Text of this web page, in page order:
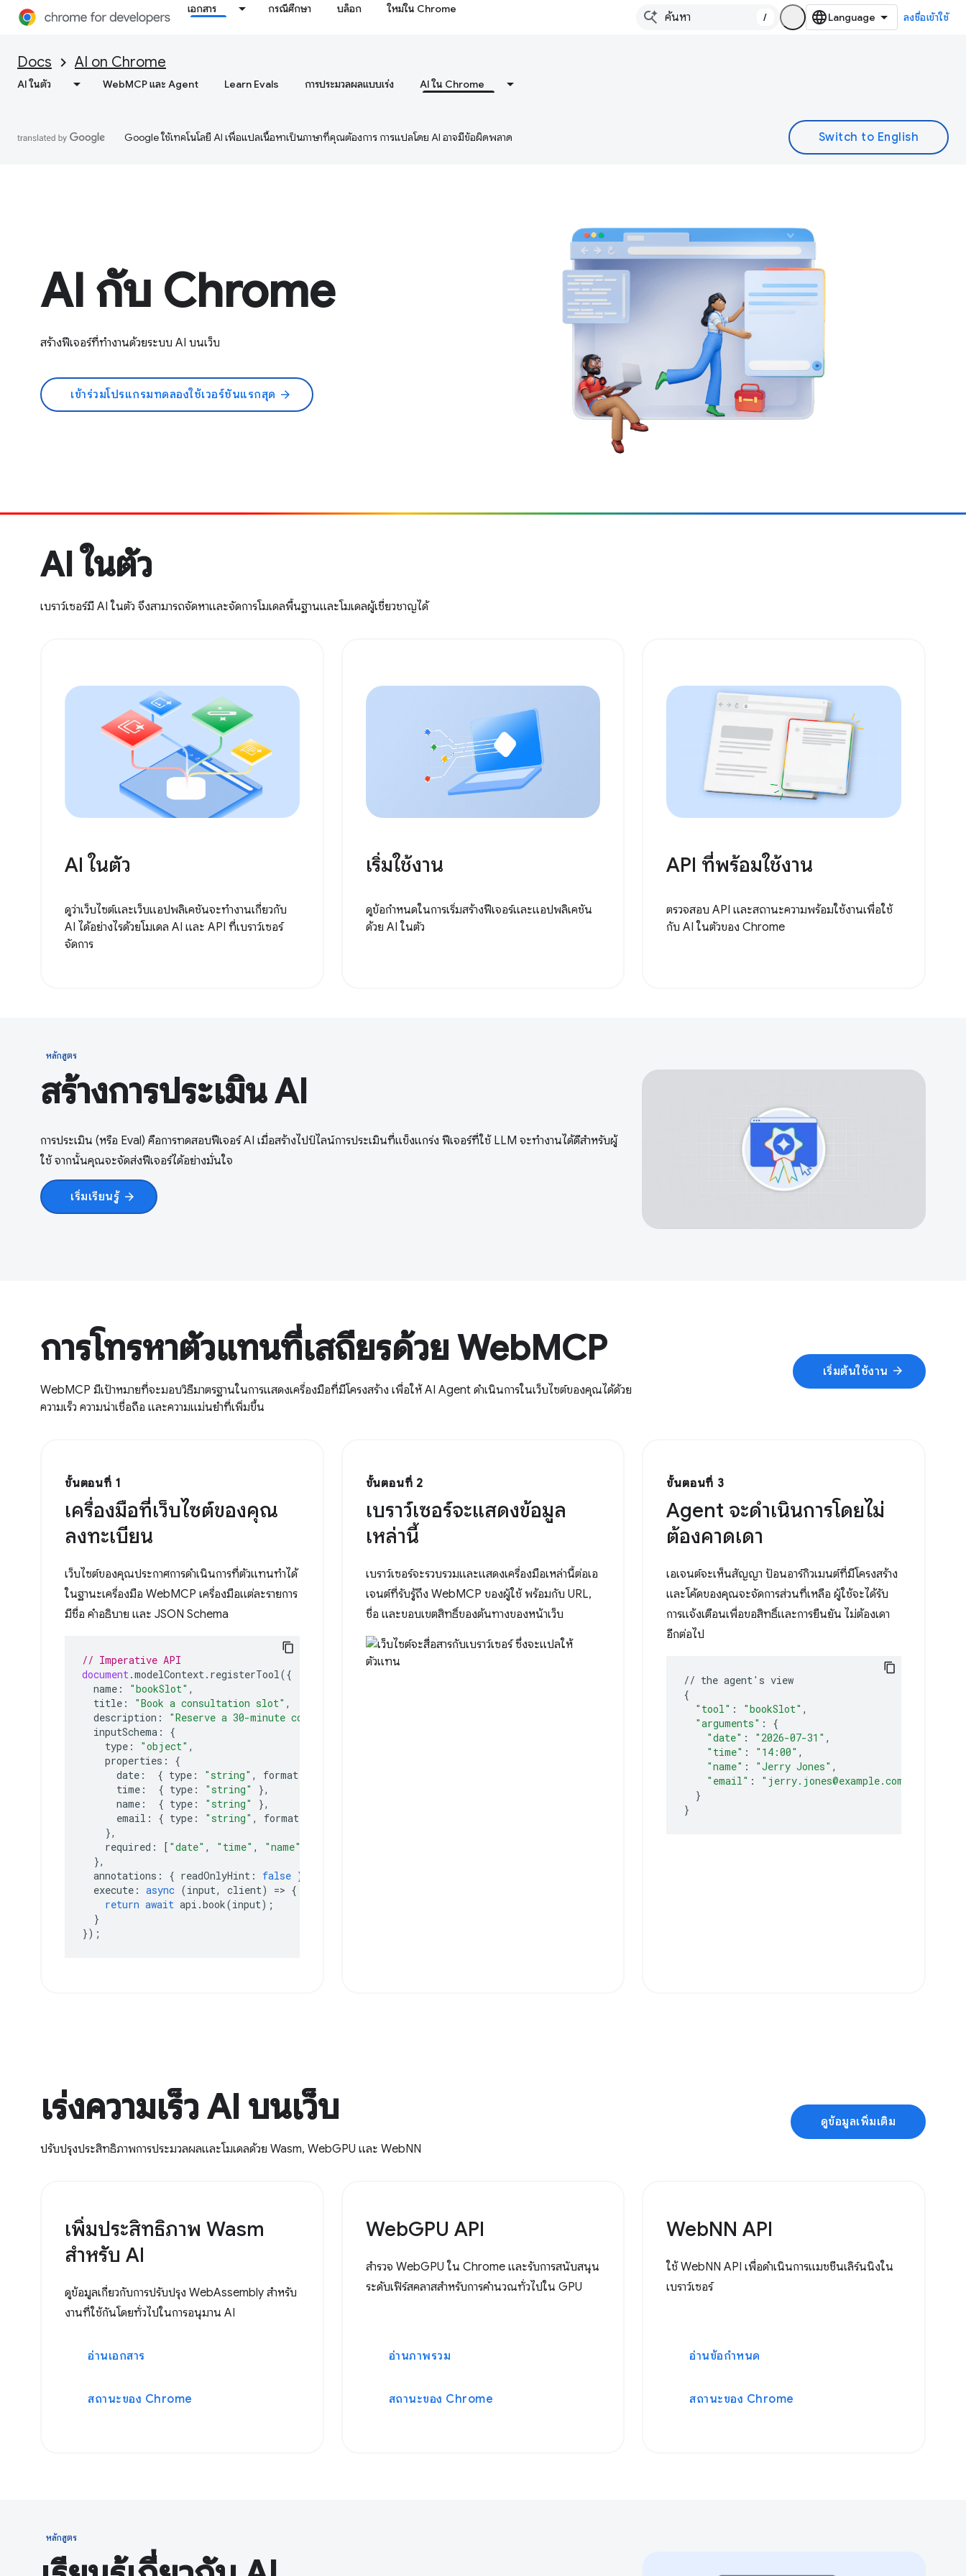
เอกสาร กรณีศึกษา บล็อก ใหม่ใน Chrome
/ ลงชื่อเข้าใช้
Docs AI on Chrome
AI ในตัว WebMCP และ Agent Learn Evals การประมวลผลแบบเร่ง AI ใน Chrome
Google ใช้เทคโนโลยี AI เพื่อแปลเนื้อหาเป็นภาษาที่คุณต้องการ การแปลโดย AI อาจมีข้อผิดพลาด
AI กับ Chrome
สร้างฟีเจอร์ที่ทำงานด้วยระบบ AI บนเว็บ
เข้าร่วมโปรแกรมทดลองใช้เวอร์ชันแรกสุด arrow_forward
AI ในตัว
เบราว์เซอร์มี AI ในตัว จึงสามารถจัดหาและจัดการโมเดลพื้นฐานและโมเดลผู้เชี่ยวชาญได้
AI ในตัว
ดูว่าเว็บไซต์และเว็บแอปพลิเคชันจะทำงานเกี่ยวกับ
AI ได้อย่างไรด้วยโมเดล AI และ API ที่เบราว์เซอร์
จัดการ
เริ่มใช้งาน
ดูข้อกําหนดในการเริ่มสร้างฟีเจอร์และแอปพลิเคชัน
ด้วย AI ในตัว
API ที่พร้อมใช้งาน
ตรวจสอบ API และสถานะความพร้อมใช้งานเพื่อใช้
กับ AI ในตัวของ Chrome
หลักสูตร
สร้างการประเมิน AI
การประเมิน (หรือ Eval) คือการทดสอบฟีเจอร์ AI เมื่อสร้างไปป์ไลน์การประเมินที่แข็งแกร่ง ฟีเจอร์ที่ใช้ LLM จะทำงานได้ดีสำหรับผู้
ใช้ จากนั้นคุณจะจัดส่งฟีเจอร์ได้อย่างมั่นใจ
เริ่มเรียนรู้ arrow_forward
การโทรหาตัวแทนที่เสถียรด้วย WebMCP
WebMCP มีเป้าหมายที่จะมอบวิธีมาตรฐานในการแสดงเครื่องมือที่มีโครงสร้าง เพื่อให้ AI Agent ดำเนินการในเว็บไซต์ของคุณได้ด้วย
ความเร็ว ความน่าเชื่อถือ และความแม่นยำที่เพิ่มขึ้น
เริ่มต้นใช้งาน arrow_forward
ขั้นตอนที่ 1
เครื่องมือที่เว็บไซต์ของคุณ
ลงทะเบียน
เว็บไซต์ของคุณประกาศการดำเนินการที่ตัวแทนทำได้
ในฐานะเครื่องมือ WebMCP เครื่องมือแต่ละรายการ
มีชื่อ คำอธิบาย และ JSON Schema
// Imperative API
document .modelContext . registerTool ({
name : "bookSlot" ,
title : "Book a consultation slot" ,
description : "Reserve a 30-minute consultation."
inputSchema :
{
type : "object" ,
properties :
{
date : { type : "string" , format
time : { type : "string"
},
name : { type : "string"
},
email : { type : "string" , format
},
required : [ "date" , "time" , "name"
},
annotations : { readOnlyHint : false },
execute : async (input, client) => {
return await api .book(input);
}
});
ขั้นตอนที่ 2
เบราว์เซอร์จะแสดงข้อมูล
เหล่านี้
เบราว์เซอร์จะรวบรวมและแสดงเครื่องมือเหล่านี้ต่อเอ
เจนต์ที่รับรู้ถึง WebMCP ของผู้ใช้ พร้อมกับ URL,
ชื่อ และขอบเขตสิทธิ์ของต้นทางของหน้าเว็บ
ขั้นตอนที่ 3
Agent จะดำเนินการโดยไม่
ต้องคาดเดา
เอเจนต์จะเห็นสัญญา ป้อนอาร์กิวเมนต์ที่มีโครงสร้าง
และโค้ดของคุณจะจัดการส่วนที่เหลือ ผู้ใช้จะได้รับ
การแจ้งเตือนเพื่อขอสิทธิ์และการยืนยัน ไม่ต้องเดา
อีกต่อไป
// the agent ' s
{
"tool" : "bookSlot"
"arguments" :
{
"date" : "2026-07-31"
"time" : "14:00"
"name" : "Jerry Jones"
"email" :
"jerry.jones@example.com"
}
}
เร่งความเร็ว AI บนเว็บ
ปรับปรุงประสิทธิภาพการประมวลผลและโมเดลด้วย Wasm, WebGPU และ WebNN
ดูข้อมูลเพิ่มเติม
เพิ่มประสิทธิภาพ Wasm
สำหรับ AI
ดูข้อมูลเกี่ยวกับการปรับปรุง WebAssembly สำหรับ
งานที่ใช้กันโดยทั่วไปในการอนุมาน AI
อ่านเอกสาร
สถานะของ Chrome
WebGPU API
สำรวจ WebGPU ใน Chrome และรับการสนับสนุน
ระดับเฟิร์สคลาสสำหรับการคำนวณทั่วไปใน GPU
อ่านภาพรวม
สถานะของ Chrome
WebNN API
ใช้ WebNN API เพื่อดำเนินการแมชชีนเลิร์นนิงใน
เบราว์เซอร์
อ่านข้อกำหนด
สถานะของ Chrome
หลักสูตร